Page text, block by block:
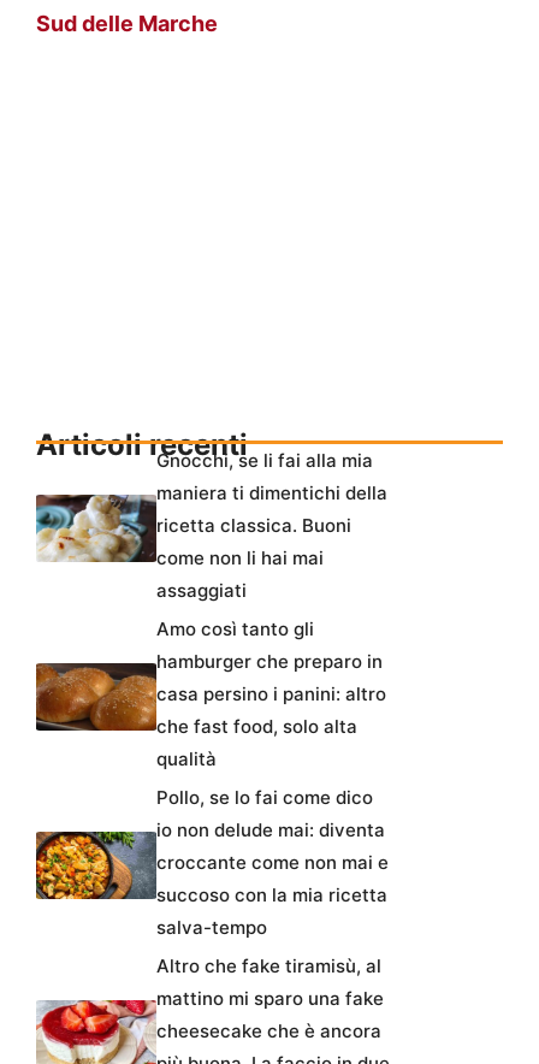
Sud delle Marche
Articoli recentiGnocchi, se li fai alla mia
maniera ti dimentichi della
ricetta classica. Buoni
come non li hai mai
assaggiati
Amo così tanto gli
hamburger che preparo in
casa persino i panini: altro
che fast food, solo alta
qualità
Pollo, se lo fai come dico
io non delude mai: diventa
croccante come non mai e
succoso con la mia ricetta
salva-tempo
Altro che fake tiramisù, al
mattino mi sparo una fake
cheesecake che è ancora